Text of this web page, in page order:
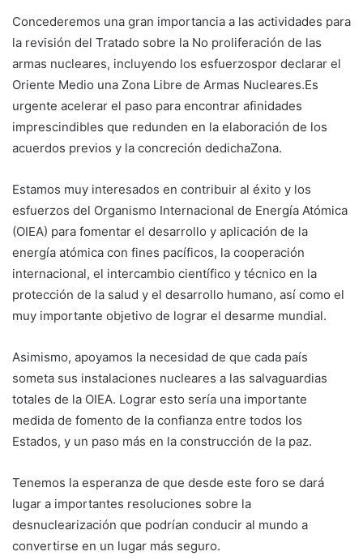
Concederemos una gran importancia a las actividades para
la revisión del Tratado sobre la No proliferación de las
armas nucleares, incluyendo los esfuerzospor declarar el
Oriente Medio una Zona Libre de Armas Nucleares.Es
urgente acelerar el paso para encontrar afinidades
imprescindibles que redunden en la elaboración de los
acuerdos previos y la concreción dedichaZona.
Estamos muy interesados en contribuir al éxito y los
esfuerzos del Organismo Internacional de Energía Atómica
(OIEA) para fomentar el desarrollo y aplicación de la
energía atómica con fines pacíficos, la cooperación
internacional, el intercambio científico y técnico en la
protección de la salud y el desarrollo humano, así como el
muy importante objetivo de lograr el desarme mundial.
Asimismo, apoyamos la necesidad de que cada país
someta sus instalaciones nucleares a las salvaguardias
totales de la OIEA. Lograr esto sería una importante
medida de fomento de la confianza entre todos los
Estados, y un paso más en la construcción de la paz.
Tenemos la esperanza de que desde este foro se dará
lugar a importantes resoluciones sobre la
desnuclearización que podrían conducir al mundo a
convertirse en un lugar más seguro.